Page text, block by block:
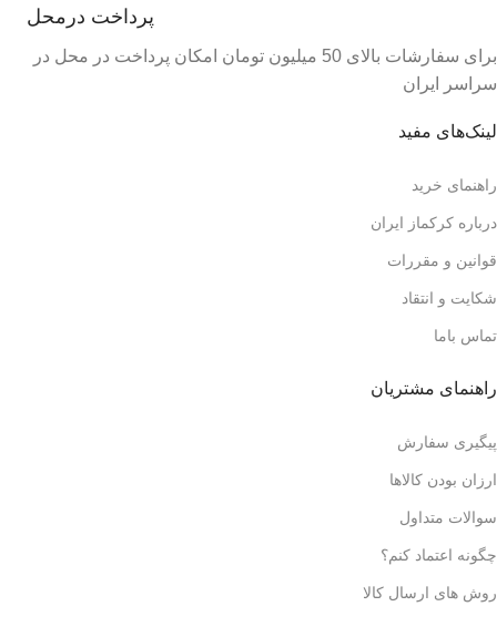
پرداخت درمحل
برای سفارشات بالای 50 میلیون تومان امکان پرداخت در محل در
سراسر ایران
لینک‌های مفید
راهنمای خرید
درباره کرکماز ایران
قوانین و مقررات
شکایت و انتقاد
تماس باما
راهنمای مشتریان
پیگیری سفارش
ارزان بودن کالاها
سوالات متداول
چگونه اعتماد کنم؟
روش های ارسال کالا